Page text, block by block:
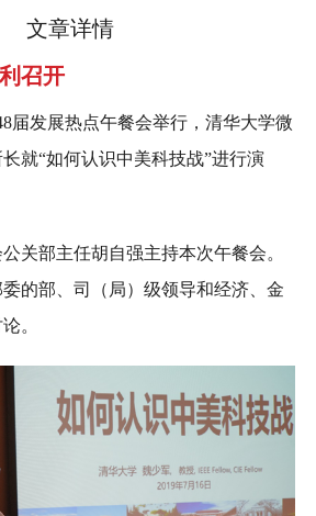
文章详情
召开
届发展热点午餐会举行，清华大学微
就“如何认识中美科技战”进行演
关部主任胡自强主持本次午餐会。
的部、司（局）级领导和经济、金
。